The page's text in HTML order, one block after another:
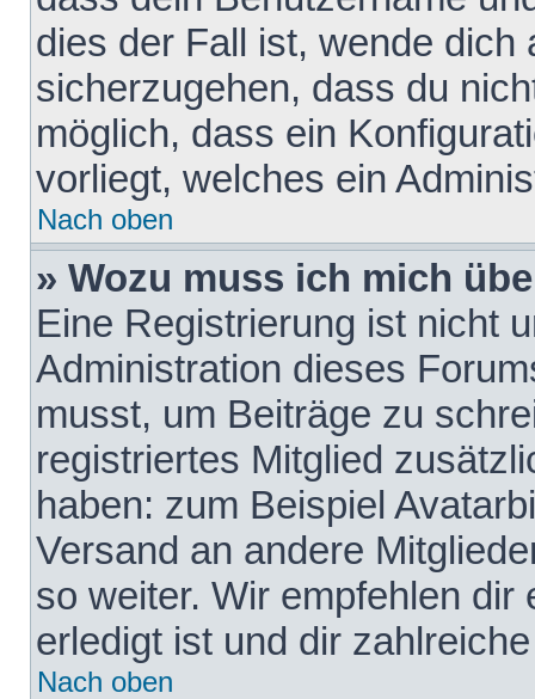
dies der Fall ist, wende dich
sicherzugehen, dass du
möglich, dass ein
vorliegt, welches ein
Nach oben
» Wozu muss ich mich
Eine Registrierung ist nicht
Administration dieses
musst, um Beiträge zu
registriertes Mitglied
haben: zum Beispiel
Versand an andere
so weiter. Wir empfehlen
erledigt ist und dir
Nach oben